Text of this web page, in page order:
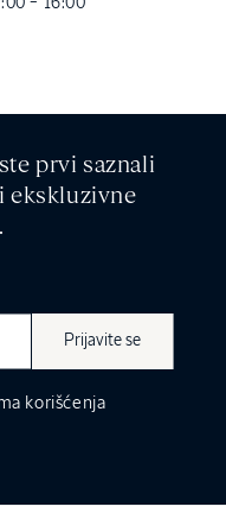
prvi saznali
ekskluzivne
Prijavite se
korišćenja